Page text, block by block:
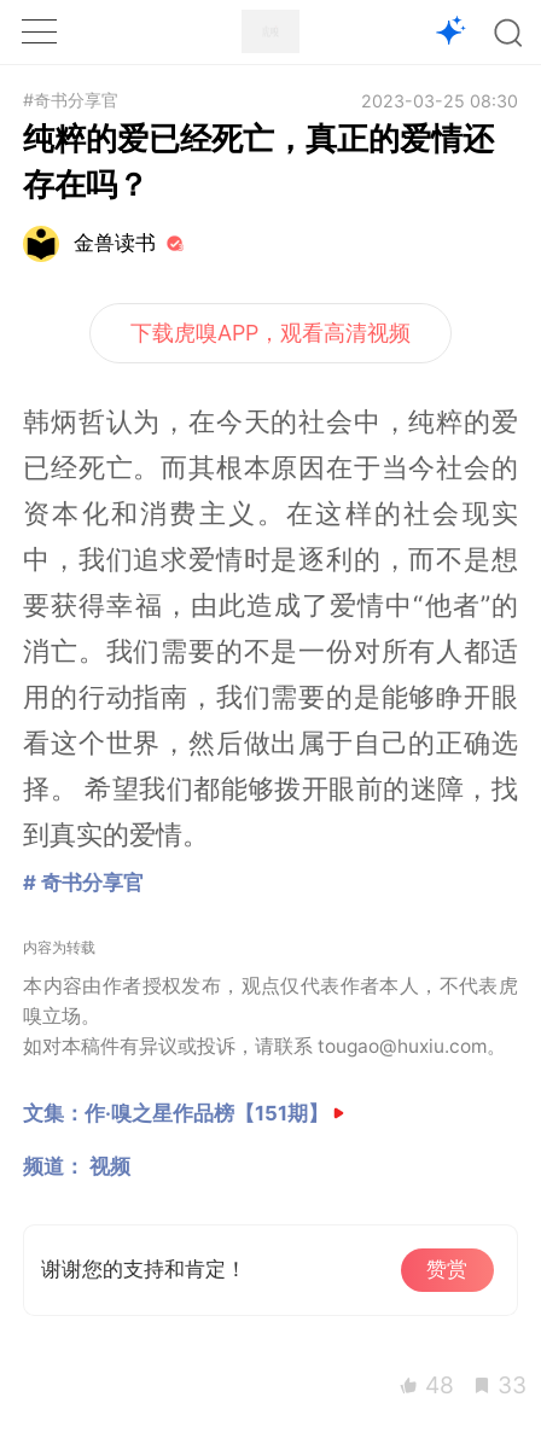
1X
#奇书分享官 2023-03-25 08:30
纯粹的爱已经死亡，真正的爱情还
存在吗？
金兽读书
下载虎嗅APP，观看高清视频
韩炳哲认为，在今天的社会中，纯粹的爱
已经死亡。而其根本原因在于当今社会的
资本化和消费主义。在这样的社会现实
中，我们追求爱情时是逐利的，而不是想
要获得幸福，由此造成了爱情中“他者”的
消亡。我们需要的不是一份对所有人都适
用的行动指南，我们需要的是能够睁开眼
看这个世界，然后做出属于自己的正确选
择。 希望我们都能够拨开眼前的迷障，找
到真实的爱情。
# 奇书分享官
内容为转载
本内容由作者授权发布，观点仅代表作者本人，不代表虎
嗅立场。
如对本稿件有异议或投诉，请联系 tougao@huxiu.com。
文集：作·嗅之星作品榜【151期】
频道： 视频
谢谢您的支持和肯定！ 赞赏
48 33